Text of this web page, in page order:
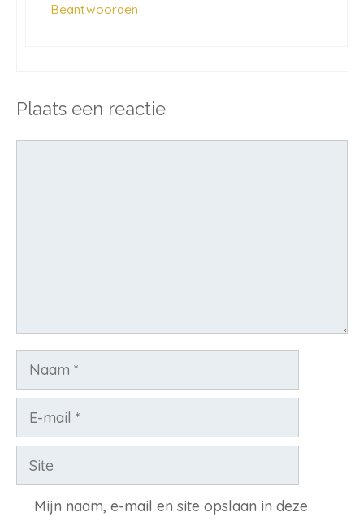
Beantwoorden
Plaats een reactie
Naam
mail
Site
Mijn naam, e-mail en site opslaan in deze